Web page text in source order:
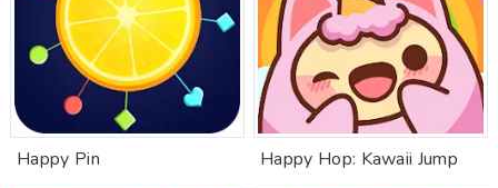
Happy Pin Happy Hop: Kawaii Jump